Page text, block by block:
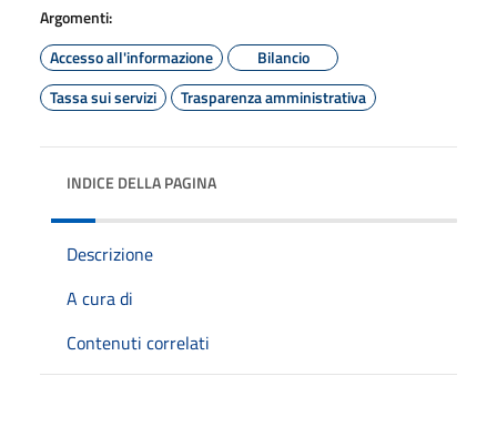
Argomenti:
Accesso all'informazione
Bilancio
Tassa sui servizi
Trasparenza amministrativa
INDICE DELLA PAGINA
Descrizione
A cura di
Contenuti correlati